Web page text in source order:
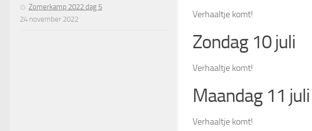
Verhaaltje komt!
Zondag 10 juli
Verhaaltje komt!
Maandag 11 juli
Verhaaltje komt!
Zomerkamp 2022 dag 5
24 november 2022